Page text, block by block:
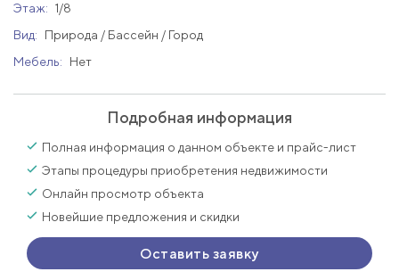
Этаж: 1/8
Вид:
Природа / Бассейн / Город
Мебель:
Нет
Подробная информация
Полная информация о данном объекте и прайс-лист
Этапы процедуры приобретения недвижимости
Онлайн просмотр объекта
Новейшие предложения и скидки
Оставить заявку